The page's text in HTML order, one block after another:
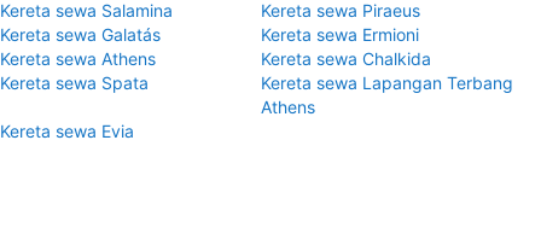
Kereta sewa Salamina
Kereta sewa Piraeus
Kereta sewa Galatás
Kereta sewa Ermioni
Kereta sewa Athens
Kereta sewa Chalkida
Kereta sewa Spata
Kereta sewa Lapangan Terbang
Athens
Kereta sewa Evia